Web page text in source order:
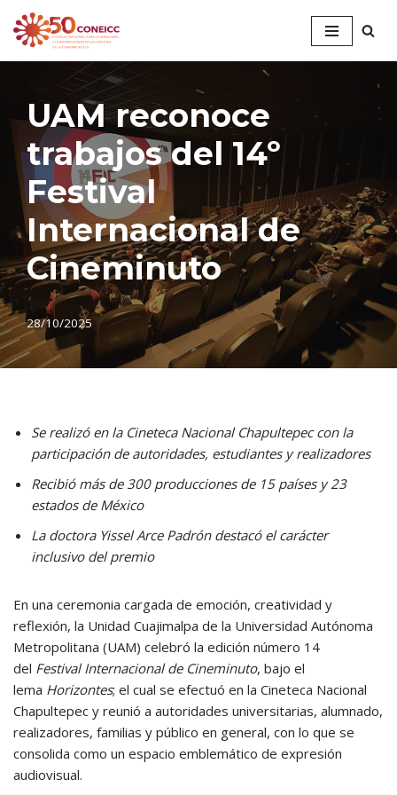
Saltar
contenido
UAM reconoce
trabajos del 14º
Festival
Internacional de
Cineminuto
28/10/2025
Se realizó en la Cineteca Nacional Chapultepec con la
participación de autoridades, estudiantes y realizadores
Recibió más de 300 producciones de 15 países y 23
estados de México
La doctora Yissel Arce Padrón destacó el carácter
inclusivo del premio
En una ceremonia cargada de emoción, creatividad y
reflexión, la Unidad Cuajimalpa de la Universidad Autónoma
Metropolitana (UAM) celebró la edición número 14
del Festival Internacional de Cineminuto, bajo el
lema Horizontes; el cual se efectuó en la Cineteca Nacional
Chapultepec y reunió a autoridades universitarias, alumnado,
realizadores, familias y público en general, con lo que se
consolida como un espacio emblemático de expresión
audiovisual.